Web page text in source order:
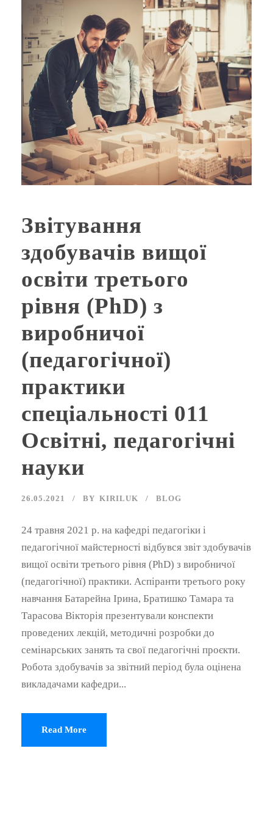
Звітування
здобувачів вищої
освіти третього
рівня (PhD) з
виробничої
(педагогічної)
практики
спеціальності 011
Освітні, педагогічні
науки
26.05.2021 BY KIRILUK BLOG
24 травня 2021 р. на кафедрі педагогіки і
педагогічної майстерності відбувся звіт здобувачів
вищої освіти третього рівня (PhD) з виробничої
(педагогічної) практики. Аспіранти третього року
навчання Батарейна Ірина, Братишко Тамара та
Тарасова Вікторія презентували конспекти
проведених лекцій, методичні розробки до
семінарських занять та свої педагогічні проєкти.
Робота здобувачів за звітний період була оцінена
викладачами кафедри...
Read More